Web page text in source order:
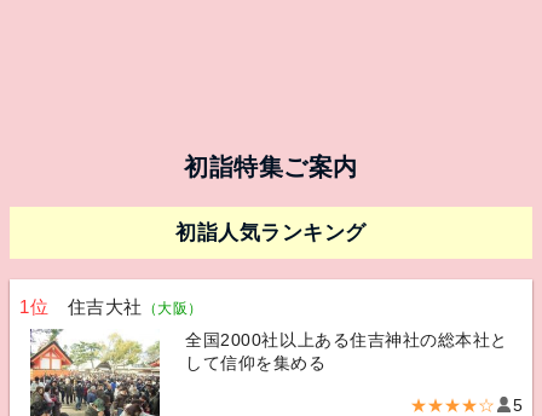
初詣特集ご案内
初詣人気ランキング
1位 住吉大社 （大阪）
全国2000社以上ある住吉神社の総本社と
して信仰を集める
★★★★☆ 5